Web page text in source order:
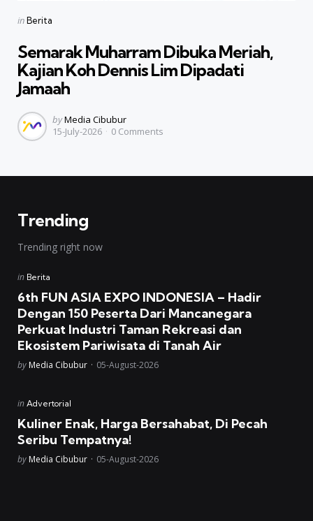
Categories
Posted
inBerita
Semarak Muharram Dibuka Meriah,
Kajian Koh Dennis Lim Dipadati
Jamaah
Posted
by
byMedia Cibubur
15-July-2026
0 Comments
Trending
Trending right now
Posted
in Berita
6th FUN ASIA EXPO INDONESIA – Hadir
Dengan 150 Peserta Dari Mancanegara
Perkuat Industri Taman Rekreasi dan
Ekosistem Pariwisata di Tanah Air
Posted
by Media Cibubur 05-August-2026
Posted
in Advertorial
Kuliner Enak, Harga Bersahabat, Di Pecah
Seribu Tempatnya!
Posted
by Media Cibubur 05-August-2026